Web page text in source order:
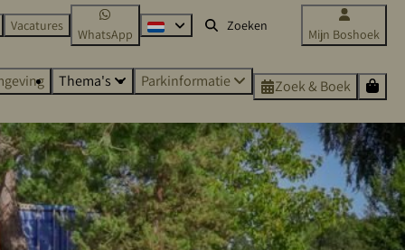
Vacatures
WhatsApp Mijn Boshoek
Thema's Parkinformatie Zoek & Boek